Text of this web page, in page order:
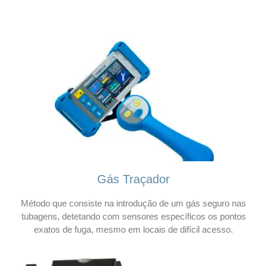
Gás Traçador
Método que consiste na introdução de um gás seguro nas
tubagens, detetando com sensores específicos os pontos
exatos de fuga, mesmo em locais de difícil acesso.